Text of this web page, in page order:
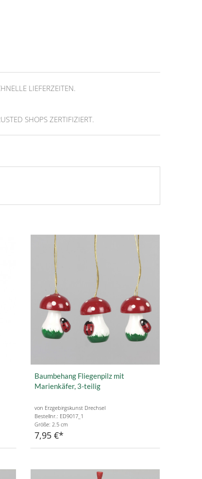
LIEFERZEITEN.
SHOPS ZERTIFIZIERT.
Baumbehang Fliegenpilz mit
Marienkäfer, 3-teilig
von Erzgebirgskunst Drechsel
Bestellnr.: ED9017_1
Größe: 2.5 cm
7,95 €